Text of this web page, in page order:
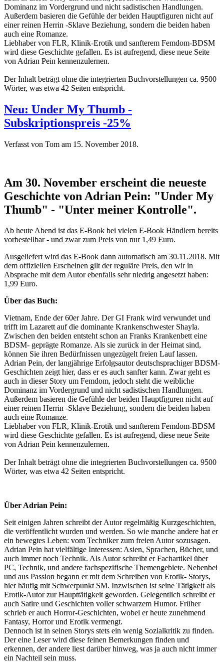
Dominanz im Vordergrund und nicht sadistischen Handlungen.
Außerdem basieren die Gefühle der beiden Hauptfiguren nicht auf
einer reinen Herrin -Sklave Beziehung, sondern die beiden haben
auch eine Romanze.
Liebhaber von FLR, Klinik-Erotik und sanfterem Femdom-BDSM
wird diese Geschichte gefallen. Es ist aufregend, diese neue Seite
von Adrian Pein kennenzulernen.
Der Inhalt beträgt ohne die integrierten Buchvorstellungen ca. 9500
Wörter, was etwa 42 Seiten entspricht.
Neu: Under My Thumb -
Subskriptionspreis -25%
Verfasst von Tom am 15. November 2018.
Am 30. November erscheint die neueste
Geschichte von Adrian Pein: "Under My
Thumb" - "Unter meiner Kontrolle".
Ab heute Abend ist das E-Book bei vielen E-Book Händlern bereits
vorbestellbar - und zwar zum Preis von nur 1,49 Euro.
Ausgeliefert wird das E-Book dann automatisch am 30.11.2018. Mit
dem offiziellen Erscheinen gilt der reguläre Preis, den wir in
Absprache mit dem Autor ebenfalls sehr niedrig angesetzt haben:
1,99 Euro.
Über das Buch:
Vietnam, Ende der 60er Jahre. Der GI Frank wird verwundet und
trifft im Lazarett auf die dominante Krankenschwester Shayla.
Zwischen den beiden entsteht schon an Franks Krankenbett eine
BDSM- geprägte Romanze. Als sie zurück in der Heimat sind,
können Sie ihren Bedürfnissen ungezügelt freien Lauf lassen.
Adrian Pein, der langjährige Erfolgsautor deutschsprachiger BDSM-
Geschichten zeigt hier, dass er es auch sanfter kann. Zwar geht es
auch in dieser Story um Femdom, jedoch steht die weibliche
Dominanz im Vordergrund und nicht sadistischen Handlungen.
Außerdem basieren die Gefühle der beiden Hauptfiguren nicht auf
einer reinen Herrin -Sklave Beziehung, sondern die beiden haben
auch eine Romanze.
Liebhaber von FLR, Klinik-Erotik und sanfterem Femdom-BDSM
wird diese Geschichte gefallen. Es ist aufregend, diese neue Seite
von Adrian Pein kennenzulernen.
Der Inhalt beträgt ohne die integrierten Buchvorstellungen ca. 9500
Wörter, was etwa 42 Seiten entspricht.
Über Adrian Pein:
Seit einigen Jahren schreibt der Autor regelmäßig Kurzgeschichten,
die veröffentlicht wurden und werden. So wie manche andere hat er
ein bewegtes Leben: vom Techniker zum freien Autor sozusagen.
Adrian Pein hat vielfältige Interessen: Asien, Sprachen, Bücher, und
auch immer noch Technik. Als Autor schreibt er Fachartikel über
PC, Technik, und andere fachspezifische Themengebiete. Nebenbei
und aus Passion begann er mit dem Schreiben von Erotik- Storys,
hier häufig mit Schwerpunkt SM. Inzwischen ist seine Tätigkeit als
Erotik-Autor zur Haupttätigkeit geworden. Gelegentlich schreibt er
auch Satire und Geschichten voller schwarzem Humor. Früher
schrieb er auch Horror-Geschichten, wobei er heute zunehmend
Fantasy, Horror und Erotik vermengt.
Dennoch ist in seinen Storys stets ein wenig Sozialkritik zu finden.
Der eine Leser wird diese feinen Bemerkungen finden und
erkennen, der andere liest darüber hinweg, was ja auch nicht immer
ein Nachteil sein muss.